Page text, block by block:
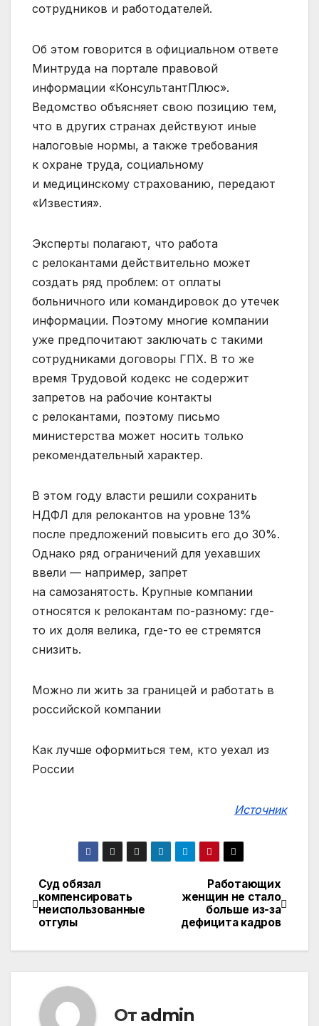
сотрудников и работодателей.
Об этом говорится в официальном ответе
Минтруда на портале правовой
информации «КонсультантПлюс».
Ведомство объясняет свою позицию тем,
что в других странах действуют иные
налоговые нормы, а также требования
к охране труда, социальному
и медицинскому страхованию, передают
«Известия».
Эксперты полагают, что работа
с релокантами действительно может
создать ряд проблем: от оплаты
больничного или командировок до утечек
информации. Поэтому многие компании
уже предпочитают заключать с такими
сотрудниками договоры ГПХ. В то же
время Трудовой кодекс не содержит
запретов на рабочие контакты
с релокантами, поэтому письмо
министерства может носить только
рекомендательный характер.
В этом году власти решили сохранить
НДФЛ для релокантов на уровне 13%
после предложений повысить его до 30%.
Однако ряд ограничений для уехавших
ввели — например, запрет
на самозанятость. Крупные компании
относятся к релокантам по-разному: где-
то их доля велика, где-то ее стремятся
снизить.
Можно ли жить за границей и работать в
российской компании
Как лучше оформиться тем, кто уехал из
России
Источник
Навигация
по
записям
Работающих
женщин не стало
больше из-за
дефицита кадров
Суд обязал
компенсировать
неиспользованные
отгулы
От admin